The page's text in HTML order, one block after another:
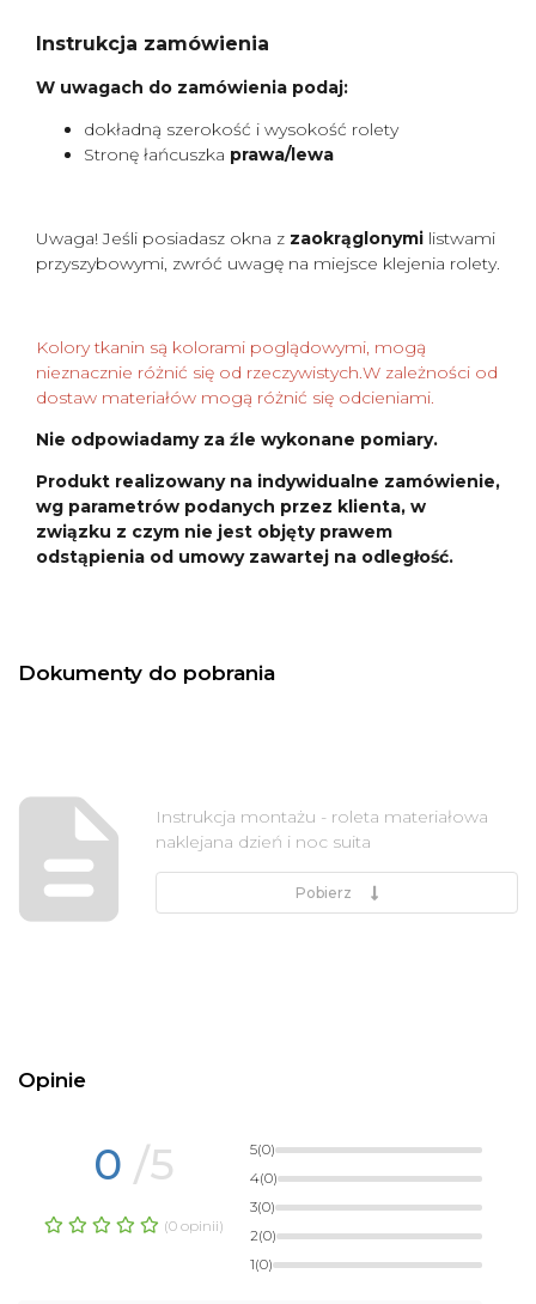
Instrukcja zamówienia
W uwagach do zamówienia podaj:
dokładną szerokość i wysokość rolety
Stronę łańcuszka prawa/lewa
Uwaga! Jeśli posiadasz okna z zaokrąglonymi listwami
przyszybowymi, zwróć uwagę na miejsce klejenia rolety.
Kolory tkanin są kolorami poglądowymi, mogą
nieznacznie różnić się od rzeczywistych.W zależności od
dostaw materiałów mogą różnić się odcieniami.
Nie odpowiadamy za źle wykonane pomiary.
Produkt realizowany na indywidualne zamówienie,
wg parametrów podanych przez klienta, w
związku z czym nie jest objęty prawem
odstąpienia od umowy zawartej na odległość.
Dokumenty do pobrania
Instrukcja montażu - roleta materiałowa
naklejana dzień i noc suita
Pobierz
Opinie
0 /5
(0 opinii)
5(0)
4(0)
3(0)
2(0)
1(0)